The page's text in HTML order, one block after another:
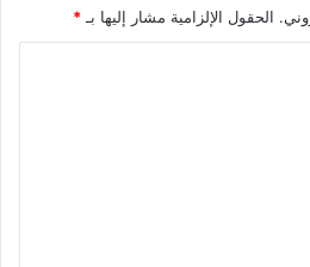
الحقول الإلزامية مشار إليها بـ *